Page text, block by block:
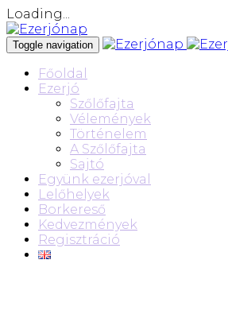
Loading...
Toggle navigation
Főoldal
Ezerjó
Szőlőfajta
Vélemények
Történelem
A Szőlőfajta
Sajtó
Együnk ezerjóval
Lelőhelyek
Borkereső
Kedvezmények
Regisztráció